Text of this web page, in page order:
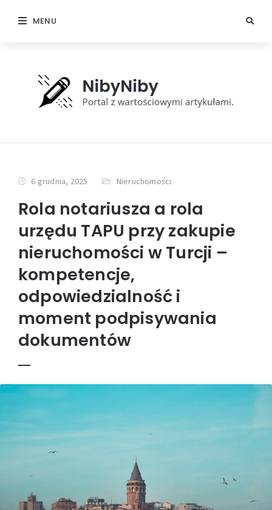
MENU
6 grudnia, 2025 Nieruchomości
Rola notariusza a rola
urzędu TAPU przy zakupie
nieruchomości w Turcji –
kompetencje,
odpowiedzialność i
moment podpisywania
dokumentów